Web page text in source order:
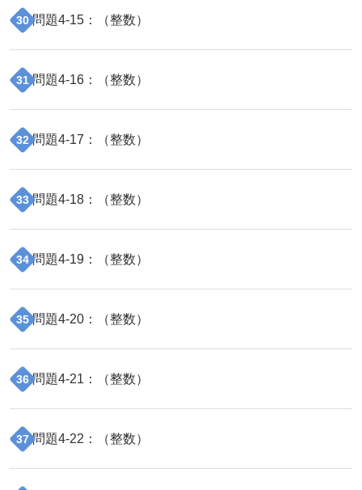
30 問題4-15 ：（整数）
31 問題4-16 ：（整数）
32 問題4-17 ：（整数）
33 問題4-18 ：（整数）
34 問題4-19 ：（整数）
35 問題4-20 ：（整数）
36 問題4-21 ：（整数）
37 問題4-22 ：（整数）